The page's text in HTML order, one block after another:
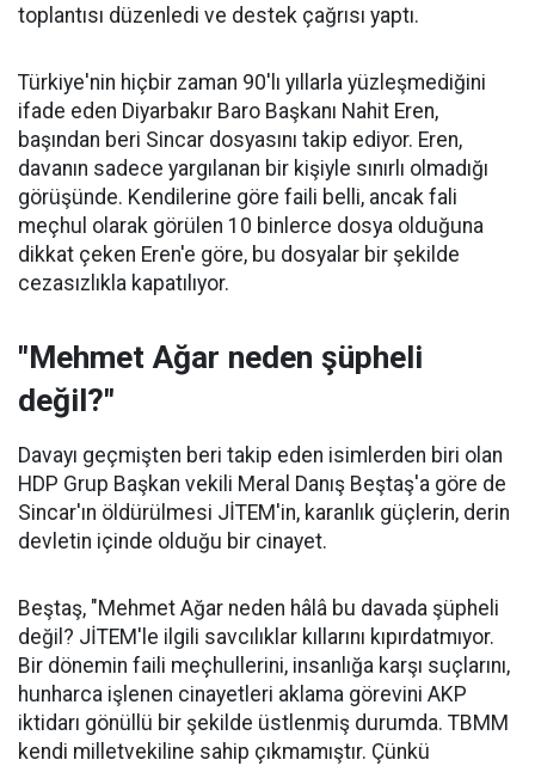
toplantısı düzenledi ve destek çağrısı yaptı.
Türkiye'nin hiçbir zaman 90'lı yıllarla yüzleşmediğini
ifade eden Diyarbakır Baro Başkanı Nahit Eren,
başından beri Sincar dosyasını takip ediyor. Eren,
davanın sadece yargılanan bir kişiyle sınırlı olmadığı
görüşünde. Kendilerine göre faili belli, ancak fali
meçhul olarak görülen 10 binlerce dosya olduğuna
dikkat çeken Eren'e göre, bu dosyalar bir şekilde
cezasızlıkla kapatılıyor.
"Mehmet Ağar neden şüpheli
değil?"
Davayı geçmişten beri takip eden isimlerden biri olan
HDP Grup Başkan vekili Meral Danış Beştaş'a göre de
Sincar'ın öldürülmesi JİTEM'in, karanlık güçlerin, derin
devletin içinde olduğu bir cinayet.
Beştaş, "Mehmet Ağar neden hâlâ bu davada şüpheli
değil? JİTEM'le ilgili savcılıklar kıllarını kıpırdatmıyor.
Bir dönemin faili meçhullerini, insanlığa karşı suçlarını,
hunharca işlenen cinayetleri aklama görevini AKP
iktidarı gönüllü bir şekilde üstlenmiş durumda. TBMM
kendi milletvekiline sahip çıkmamıştır. Çünkü